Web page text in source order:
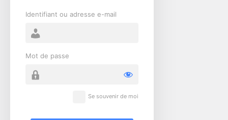
Identifiant ou adresse e-mail
Mot de passe
Se souvenir de moi